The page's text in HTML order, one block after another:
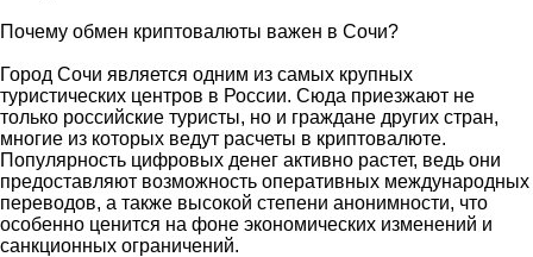
Почему обмен криптовалюты важен в Сочи?
Город Сочи является одним из самых крупных
туристических центров в России. Сюда приезжают не
только российские туристы, но и граждане других стран,
многие из которых ведут расчеты в криптовалюте.
Популярность цифровых денег активно растет, ведь они
предоставляют возможность оперативных международных
переводов, а также высокой степени анонимности, что
особенно ценится на фоне экономических изменений и
санкционных ограничений.